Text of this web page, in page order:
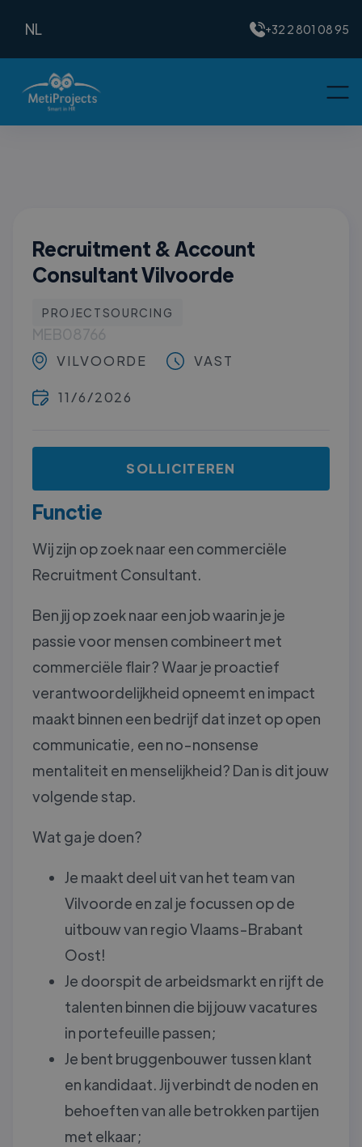
NL +32 2 801 08 95
Recruitment & Account
Consultant Vilvoorde
PROJECTSOURCING
MEB08766
VILVOORDE VAST
11/6/2026
SOLLICITEREN
Functie
Wij zijn op zoek naar een commerciële
Recruitment Consultant.
Ben jij op zoek naar een job waarin je je
passie voor mensen combineert met
commerciële flair? Waar je proactief
verantwoordelijkheid opneemt en impact
maakt binnen een bedrijf dat inzet op open
communicatie, een no-nonsense
mentaliteit en menselijkheid? Dan is dit jouw
volgende stap.
Wat ga je doen?
Je maakt deel uit van het team van
Vilvoorde en zal je focussen op de
uitbouw van regio Vlaams-Brabant
Oost!
Je doorspit de arbeidsmarkt en rijft de
talenten binnen die bij jouw vacatures
in portefeuille passen;
Je bent bruggenbouwer tussen klant
en kandidaat. Jij verbindt de noden en
behoeften van alle betrokken partijen
met elkaar;